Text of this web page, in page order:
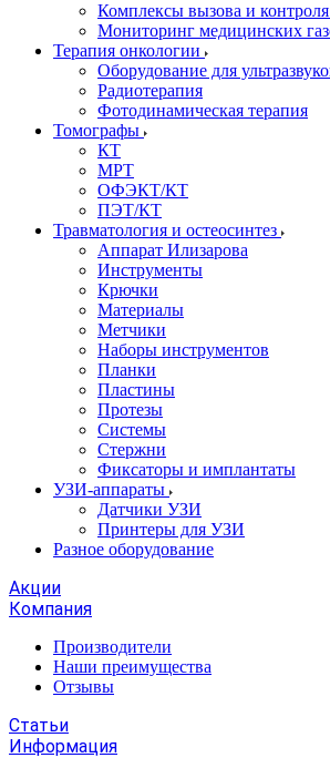
Комплексы вызова и контроля
Мониторинг медицинских
Терапия онкологии
Оборудование для
Радиотерапия
Фотодинамическая терапия
Томографы
КТ
МРТ
ОФЭКТ/КТ
ПЭТ/КТ
Травматология и остеосинтез
Аппарат Илизарова
Инструменты
Крючки
Материалы
Метчики
Наборы инструментов
Планки
Пластины
Протезы
Системы
Стержни
Фиксаторы и имплантаты
УЗИ-аппараты
Датчики УЗИ
Принтеры для УЗИ
Разное оборудование
Акции
Компания
Производители
Наши преимущества
Отзывы
Статьи
Информация